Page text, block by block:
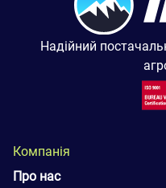
Надійний
Компанія
Про нас